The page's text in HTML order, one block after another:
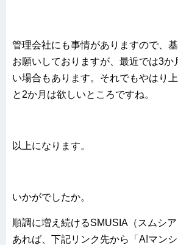
管理会社にも事情がありますので、
お願いしておりますが、最近では3か
い場合もあります。それでもやはり
と2か月は欲しいところですね。
以上になります。
いかがでしたか。
順調に増え続けるSMUSIA（スムシ
あれば、下記リンク先から「A!マン